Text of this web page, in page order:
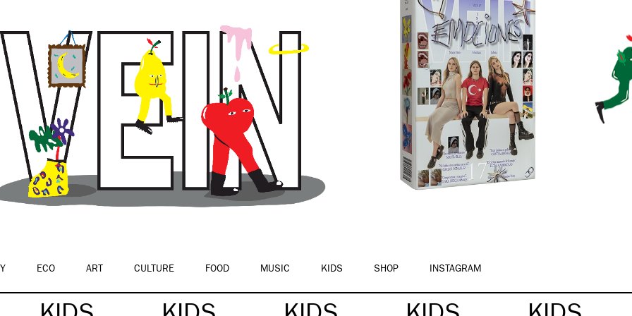
ECO ART CULTURE FOOD MUSIC KIDS SHOP INSTAGRAM